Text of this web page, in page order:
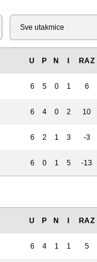
Tip
U P N RAZ
6 5 0 1 6
6 4 0 2 10
6 2 1 3 -3
6 0 1 5 -13
U P N RAZ
6 4 1 1 5